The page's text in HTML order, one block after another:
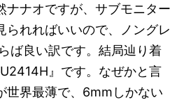
ナナオですが、サブモニター
られればいいので、ノングレ
ば良い訳です。結局辿り着
』です。なぜかと言
世界最薄で、6mmしかない